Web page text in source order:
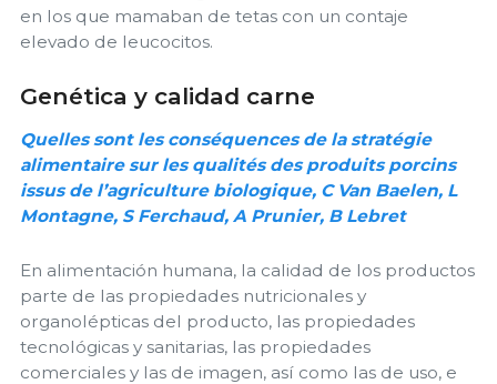
en los que mamaban de tetas con un contaje
elevado de leucocitos.
Genética y calidad carne
Quelles sont les conséquences de la stratégie
alimentaire sur les qualités des produits porcins
issus de l’agriculture biologique, C Van Baelen, L
Montagne, S Ferchaud, A Prunier, B Lebret
En alimentación humana, la calidad de los productos
parte de las propiedades nutricionales y
organolépticas del producto, las propiedades
tecnológicas y sanitarias, las propiedades
comerciales y las de imagen, así como las de uso, e